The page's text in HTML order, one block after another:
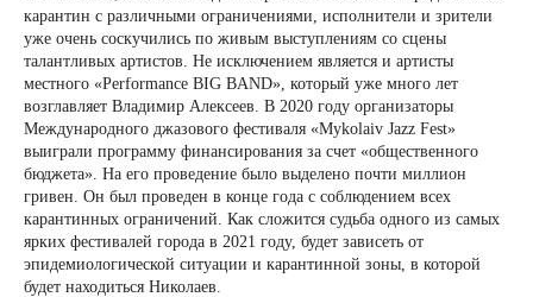
карантин с различными ограничениями, исполнители и зрители
уже очень соскучились по живым выступлениям со сцены
талантливых артистов. Не исключением является и артисты
местного «Performance BIG BAND», который уже много лет
возглавляет Владимир Алексеев. В 2020 году организаторы
Международного джазового фестиваля «Mykolaiv Jazz Fest»
выиграли программу финансирования за счет «общественного
бюджета». На его проведение было выделено почти миллион
гривен. Он был проведен в конце года с соблюдением всех
карантинных ограничений. Как сложится судьба одного из самых
ярких фестивалей города в 2021 году, будет зависеть от
эпидемиологической ситуации и карантинной зоны, в которой
будет находиться Николаев.